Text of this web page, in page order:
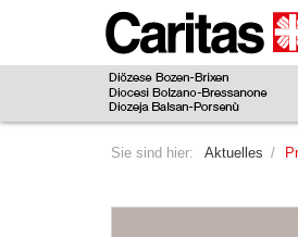
Hauptinhalt
springen
Sie sind hier: Aktuelles